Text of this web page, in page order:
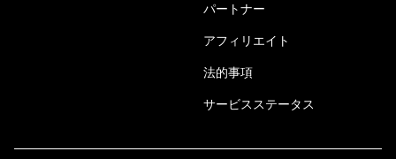
パートナー
アフィリエイト
法的事項
サービスステータス